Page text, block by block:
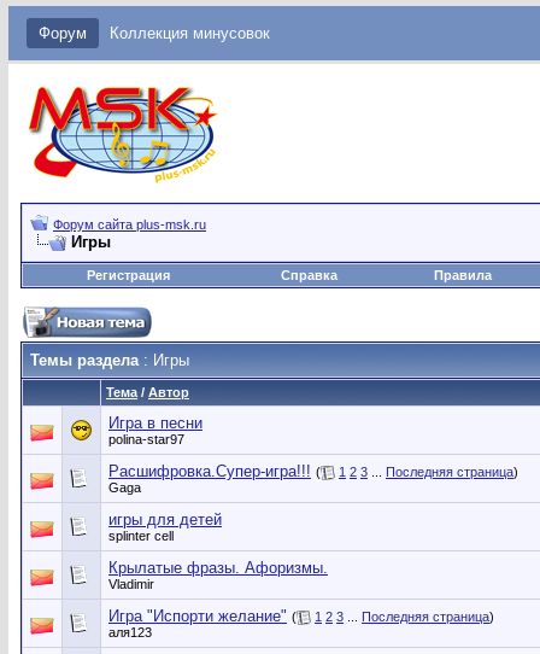
Форум Коллекция минусовок
Форум сайта plus-msk.ru
Игры
Регистрация Справка Правила
Темы раздела: Игры
Тема / Автор
Игра в песни
polina-star97
Расшифровка.Супер-игра!!! ( 1 2 3 Последняя страница)
Gaga
игры для детей
splinter cell
Крылатые фразы. Афоризмы.
Vladimir
Игра "Испорти желание" ( 1 2 3 Последняя страница)
аля123